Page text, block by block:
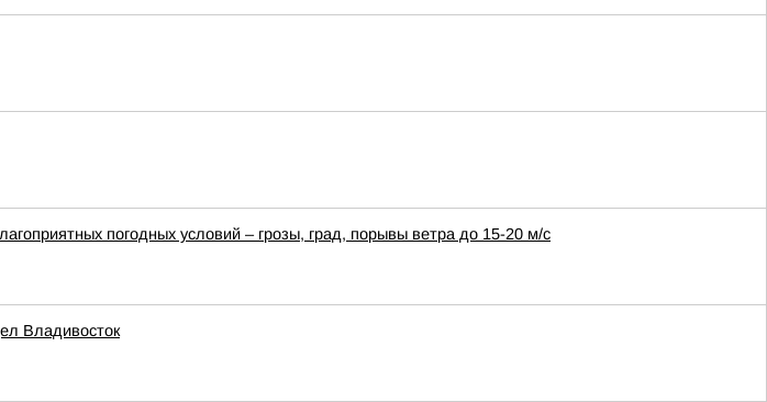
погодных условий – грозы, град, порывы ветра до 15-20 м/с
Владивосток